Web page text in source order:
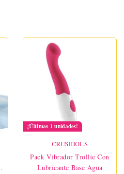
¡Últimas 1 unidades!
CRUSHIOUS
Pack Vibrador Trollie Con
Lubricante Base Agua